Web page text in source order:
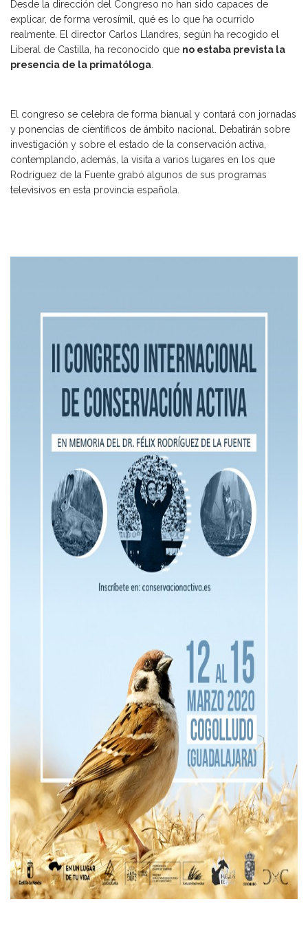
Desde la dirección del Congreso no han sido capaces de
explicar, de forma verosímil, qué es lo que ha ocurrido
realmente. El director Carlos Llandres, según ha recogido el
Liberal de Castilla, ha reconocido que no estaba prevista la
presencia de la primatóloga.
El congreso se celebra de forma bianual y contará con jornadas
y ponencias de científicos de ámbito nacional. Debatirán sobre
investigación y sobre el estado de la conservación activa,
contemplando, además, la visita a varios lugares en los que
Rodríguez de la Fuente grabó algunos de sus programas
televisivos en esta provincia española.